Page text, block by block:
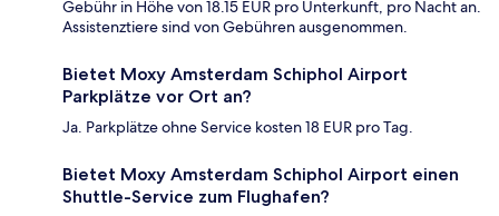
Gebühr in Höhe von 18.15 EUR pro Unterkunft, pro Nacht an.
Assistenztiere sind von Gebühren ausgenommen.
Bietet Moxy Amsterdam Schiphol Airport
Parkplätze vor Ort an?
Ja. Parkplätze ohne Service kosten 18 EUR pro Tag.
Bietet Moxy Amsterdam Schiphol Airport einen
Shuttle-Service zum Flughafen?